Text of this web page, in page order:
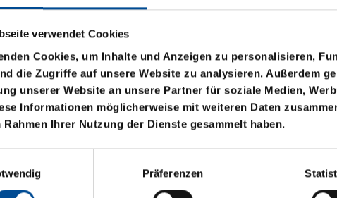
verwendet Cookies
Cookies, um Inhalte und Anzeigen zu personalisieren,
die Zugriffe auf unsere Website zu analysieren. Außerdem
unserer Website an unsere Partner für soziale Medien,
Informationen möglicherweise mit weiteren Daten
Rahmen Ihrer Nutzung der Dienste gesammelt haben.
Präferenzen
T-SHIRT BASIC LOGO KLEIN
21,95 €
Sale